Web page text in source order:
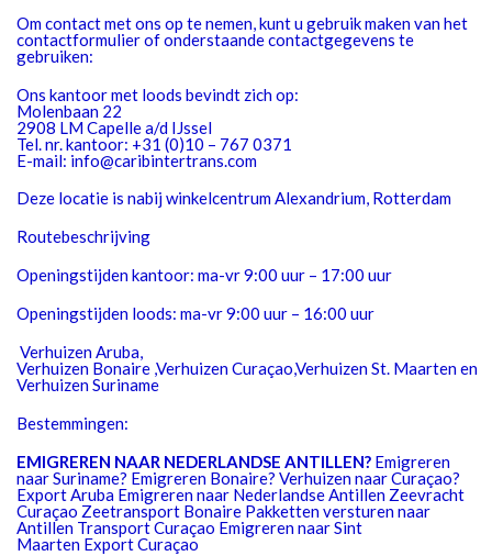
Om contact met ons op te nemen, kunt u gebruik maken van het
contactformulier of onderstaande contactgegevens te
gebruiken:
Ons kantoor met loods bevindt zich op:
Molenbaan 22
2908 LM Capelle a/d IJssel
Tel. nr. kantoor: +31 (0)10 – 767 0371
E-mail: info@caribintertrans.com
Deze locatie is nabij winkelcentrum Alexandrium, Rotterdam
Routebeschrijving
Openingstijden kantoor: ma-vr 9:00 uur – 17:00 uur
Openingstijden loods: ma-vr 9:00 uur – 16:00 uur
Verhuizen Aruba,
Verhuizen Bonaire ,Verhuizen Curaçao,Verhuizen St. Maarten en
Verhuizen Suriname
Bestemmingen:
EMIGREREN NAAR NEDERLANDSE ANTILLEN? Emigreren
naar Suriname? Emigreren Bonaire? Verhuizen naar Curaçao?
Export Aruba Emigreren naar Nederlandse Antillen Zeevracht
Curaçao Zeetransport Bonaire Pakketten versturen naar
Antillen Transport Curaçao Emigreren naar Sint
Maarten Export Curaçao